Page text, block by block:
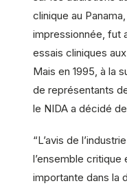
clinique au
impressionnée, fut
essais cliniques
Mais en 1995, à la
de représentants
le NIDA a décidé
“L’avis de
l’ensemble critique
importante dans la